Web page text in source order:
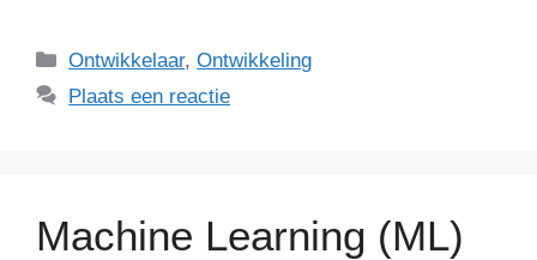
Categorieën
Ontwikkelaar,Ontwikkeling
Plaats een reactie
Machine Learning (ML)